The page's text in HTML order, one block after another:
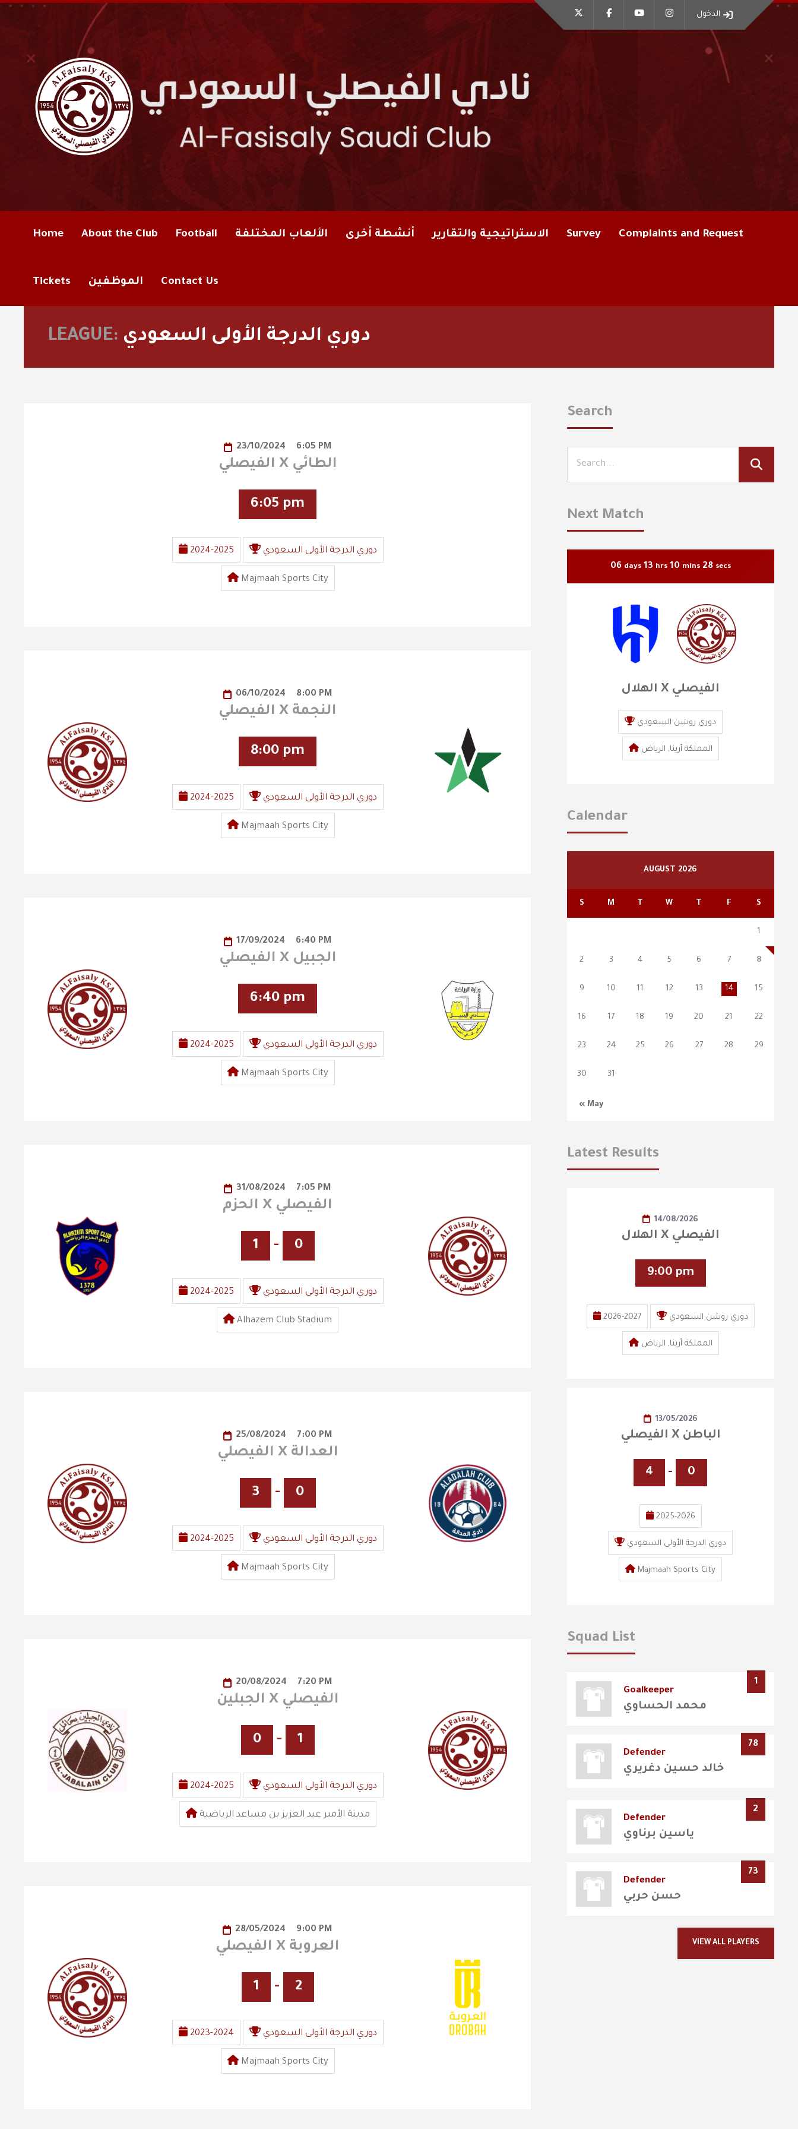
الدخول
Home About the Club Football الألعاب المختلفة أنشطة أخرى الاستراتيجية والتقارير Survey Complaints and Request
Tickets الموظفين Contact Us
LEAGUE: دوري الدرجة الأولى السعودي
23/10/2024 6:05 PM
الفيصلي X الطائي
6:05 pm
2024-2025 دوري الدرجة الأولى السعودي
Majmaah Sports City
06/10/2024 8:00 PM
الفيصلي X النجمة
8:00 pm
2024-2025 دوري الدرجة الأولى السعودي
Majmaah Sports City
17/09/2024 6:40 PM
الفيصلي X الجبيل
6:40 pm
2024-2025 دوري الدرجة الأولى السعودي
Majmaah Sports City
31/08/2024 7:05 PM
الحزم X الفيصلي
1 - 0
2024-2025 دوري الدرجة الأولى السعودي
Alhazem Club Stadium
25/08/2024 7:00 PM
الفيصلي X العدالة
3 - 0
2024-2025 دوري الدرجة الأولى السعودي
Majmaah Sports City
20/08/2024 7:20 PM
الجبلين X الفيصلي
0 - 1
2024-2025 دوري الدرجة الأولى السعودي
مدينة الأمير عبد العزيز بن مساعد الرياضية
28/05/2024 9:00 PM
الفيصلي X العروبة
1 - 2
2023-2024 دوري الدرجة الأولى السعودي
Majmaah Sports City
Search
Next Match
06 days 13 hrs 10 mins 27 secs
الهلال X الفيصلي
دوري روشن السعودي
المملكة أرينا, الرياض
Calendar
AUGUST 2026
S M T W T F S
« May
1
2 3 4 5 6 7 8
9 10 11 12 13 14 15
16 17 18 19 20 21 22
23 24 25 26 27 28 29
30 31
Latest Results
14/08/2026
الهلال X الفيصلي
9:00 pm
2026-2027 دوري روشن السعودي
المملكة أرينا, الرياض
13/05/2026
الفيصلي X الباطن
4 - 0
2025-2026
دوري الدرجة الأولى السعودي
Majmaah Sports City
Squad List
1
Goalkeeper
محمد الحساوي
78
Defender
خالد حسين دغريري
2
Defender
ياسين برناوي
73
Defender
حسن حربي
VIEW ALL PLAYERS